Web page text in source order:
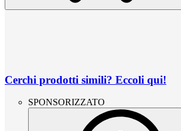
Cerchi prodotti simili? Eccoli qui!
SPONSORIZZATO